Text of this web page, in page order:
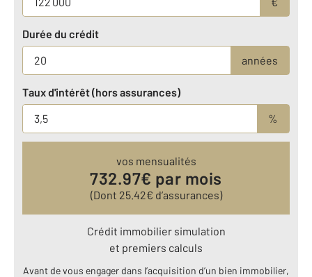
Durée du crédit
années
Taux d'intérêt (hors assurances)
%
vos mensualités
732.97€ par mois
(Dont 25.42€ d’assurances)
Crédit immobilier simulation
et premiers calculs
Avant de vous engager dans l’acquisition d’un bien immobilier,